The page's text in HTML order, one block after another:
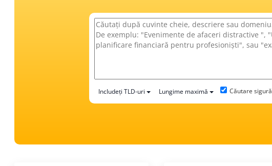
Includeți TLD-uri Lungime maximă Căutare sigură